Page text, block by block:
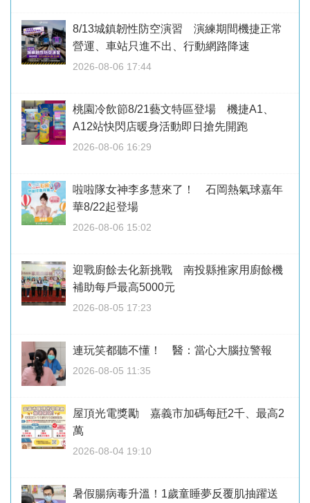
8/13城鎮韌性防空演習 演練期間機捷正常
營運、車站只進不出、行動網路降速
2026-08-06 17:44
桃園冷飲節8/21藝文特區登場 機捷A1、
A12站快閃店暖身活動即日搶先開跑
2026-08-06 16:29
啦啦隊女神李多慧來了！ 石岡熱氣球嘉年
華8/22起登場
2026-08-06 15:02
迎戰廚餘去化新挑戰 南投縣推家用廚餘機
補助每戶最高5000元
2026-08-05 17:23
連玩笑都聽不懂！ 醫：當心大腦拉警報
2026-08-05 11:35
屋頂光電獎勵 嘉義市加碼每瓩2千、最高2
萬
2026-08-04 19:10
暑假腸病毒升溫！1歲童睡夢反覆肌抽躍送